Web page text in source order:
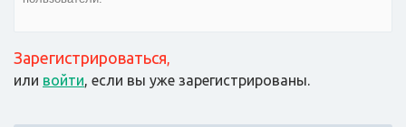
Зарегистрироваться,
или войти, если вы уже зарегистрированы.